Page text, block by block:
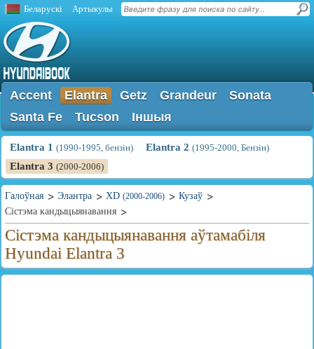
Беларускі Артыкулы
Accent Elantra Getz Grandeur
Sonata
Santa Fe
Tucson Іншыя
Elantra 1 (1990-1995, бензін) Elantra 2 (1995-2000, Бензін)
Elantra 3 (2000-2006)
Галоўная Элантра XD (2000-2006)
Кузаў
Сістэма кандыцыянавання
Сістэма кандыцыянавання аўтамабіля
Hyundai Elantra 3